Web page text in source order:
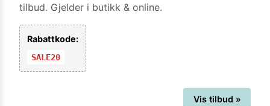
tilbud. Gjelder i butikk & online.
Rabattkode:
SALE20
Vis tilbud »